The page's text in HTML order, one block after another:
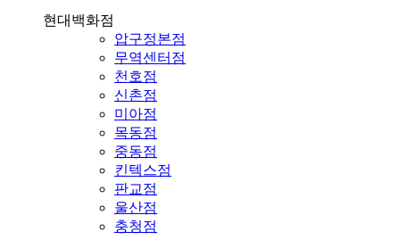
현대백화점
압구정본점
무역센터점
천호점
신촌점
미아점
목동점
중동점
킨텍스점
판교점
울산점
충청점